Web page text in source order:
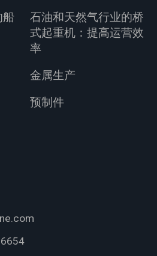
石油和天然气行业的桥
式起重机：提高运营效
率
金属生产
预制件